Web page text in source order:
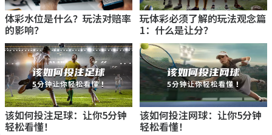
体彩水位是什么？玩法对赔率
的影响？
玩体彩必须了解的玩法观念篇
1：什么是让分？
该如何投注足球：让你5分钟
轻松看懂！
该如何投注网球：让你5分钟
轻松看懂！